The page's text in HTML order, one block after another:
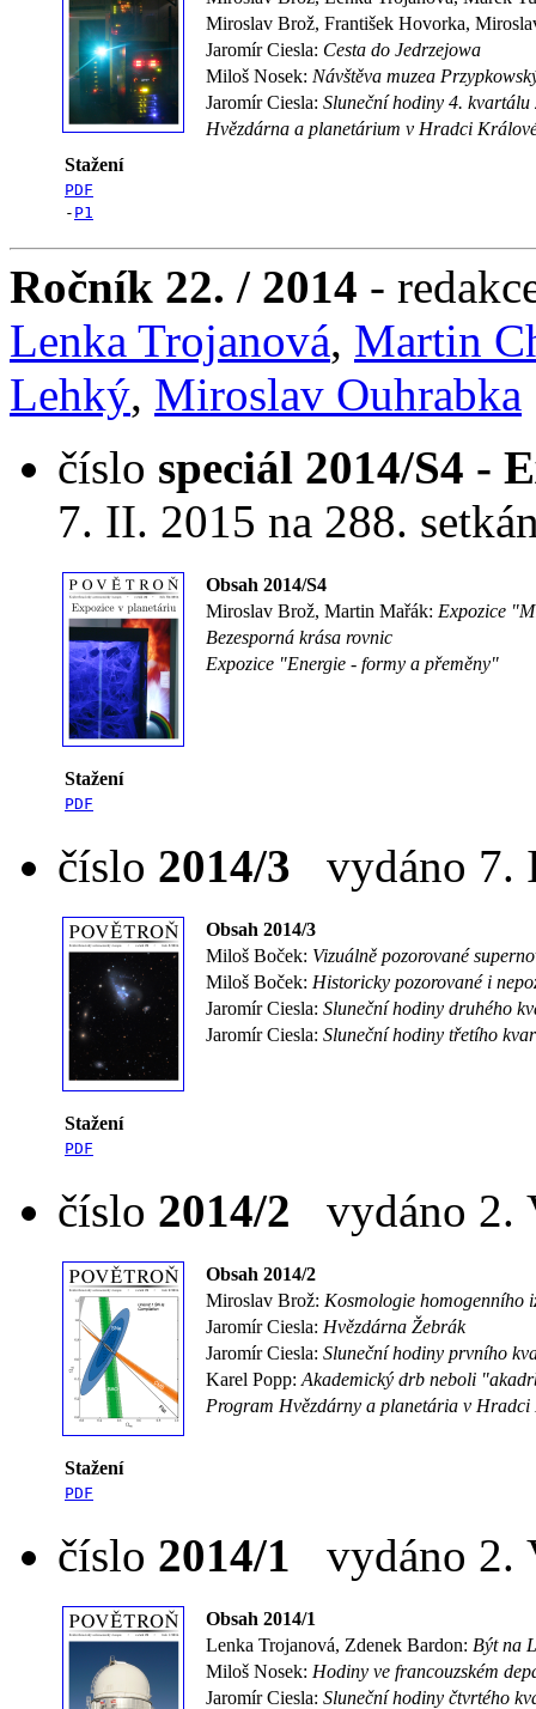
Stažení
PDF
- P1
Miroslav Brož, František Hovorka,
Jaromír Ciesla: Cesta do Jedrzejowa
Miloš Nosek: Návštěva muzea
Jaromír Ciesla: Sluneční hodiny 4. kvartálu
Hvězdárna a planetárium v Hradci
Ročník 22. / 2014 -
Lenka Trojanová, Martin
Lehký, Miroslav Ouhrabka
číslo speciál 2014/S4 -
7. II. 2015 na 288.
Stažení
PDF
Obsah 2014/S4
Miroslav Brož, Martin Mařák: Expozice
Bezesporná krása rovnic
Expozice "Energie - formy a přeměny"
číslo 2014/3 vydáno 7.
Stažení
PDF
Obsah 2014/3
Miloš Boček: Vizuálně pozorované
Miloš Boček: Historicky pozorované i
Jaromír Ciesla: Sluneční hodiny druhého
Jaromír Ciesla: Sluneční hodiny třetího
číslo 2014/2 vydáno 2.
Stažení
PDF
Obsah 2014/2
Miroslav Brož: Kosmologie homogenního
Jaromír Ciesla: Hvězdárna Žebrák
Jaromír Ciesla: Sluneční hodiny prvního
Karel Popp: Akademický drb neboli
Program Hvězdárny a planetária v Hradci
číslo 2014/1 vydáno 2.
Obsah 2014/1
Lenka Trojanová, Zdenek Bardon: Být na
Miloš Nosek: Hodiny ve francouzském
Jaromír Ciesla: Sluneční hodiny čtvrtého